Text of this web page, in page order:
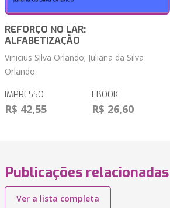
REFORÇO NO LAR:
ALFABETIZAÇÃO
Vinicius Silva Orlando; Juliana da Silva
Orlando
IMPRESSO
R$ 42,55
EBOOK
R$ 26,60
Publicações relacionadas
Ver a lista completa